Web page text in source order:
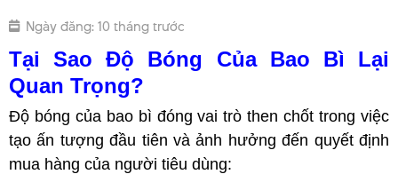
Ngày đăng: 10 tháng trước
Tại Sao Độ Bóng Của Bao Bì Lại
Quan Trọng?
Độ bóng của bao bì đóng vai trò then chốt trong việc
tạo ấn tượng đầu tiên và ảnh hưởng đến quyết định
mua hàng của người tiêu dùng: